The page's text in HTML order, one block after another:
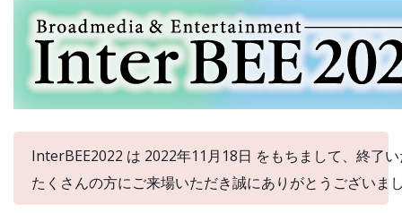
InterBEE2022 は 2022年11月18日 をもちまして、終了
たくさんの方にご来場いただき誠にありがとうございま